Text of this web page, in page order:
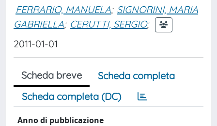
FERRARIO, MANUELA; SIGNORINI, MARIA
GABRIELLA; CERUTTI, SERGIO;
2011-01-01
Scheda breve
Scheda completa
Scheda completa (DC)
Anno di pubblicazione